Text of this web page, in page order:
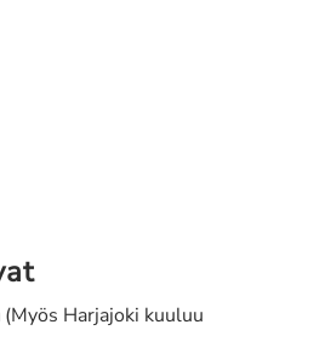
(Myös Harjajoki kuuluu